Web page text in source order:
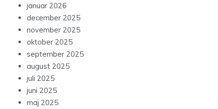
januar 2026
december 2025
november 2025
oktober 2025
september 2025
august 2025
juli 2025
juni 2025
maj 2025